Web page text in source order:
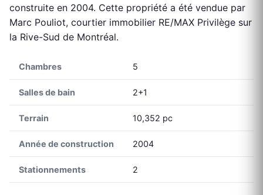
construite en 2004. Cette propriété a été vendue par
Marc Pouliot, courtier immobilier RE/MAX Privilège sur
la Rive-Sud de Montréal.
Chambres 5
Salles de bain 2+1
Terrain 10,352 pc
Année de construction 2004
Stationnements 2